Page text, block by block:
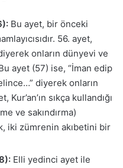
Bu ayet, bir önceki
56. ayet,
onların dünyevi ve
ayet (57) ise, “İman edip
diyerek onların
Kur’an’ın sıkça kullandığı
ve sakındırma)
iki zümrenin akıbetini bir
Elli yedinci ayet ile